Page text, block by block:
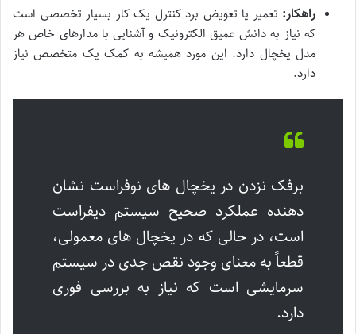
راهکار: تعمیر یا تعویض برد کنترل یک کار بسیار تخصصی است
که نیاز به دانش عمیق الکترونیک و آشنایی با مدارهای خاص هر
مدل یخچال دارد. این مورد همیشه به کمک یک متخصص نیاز
دارد.
برفک نزدن در یخچال های نوفراست نشان
دهنده عملکرد صحیح سیستم دیفراست
است، در حالی که در یخچال های معمولی،
قطعاً به معنای وجود نقص جدی در سیستم
سرمایشی است که نیاز به بررسی فوری
دارد.